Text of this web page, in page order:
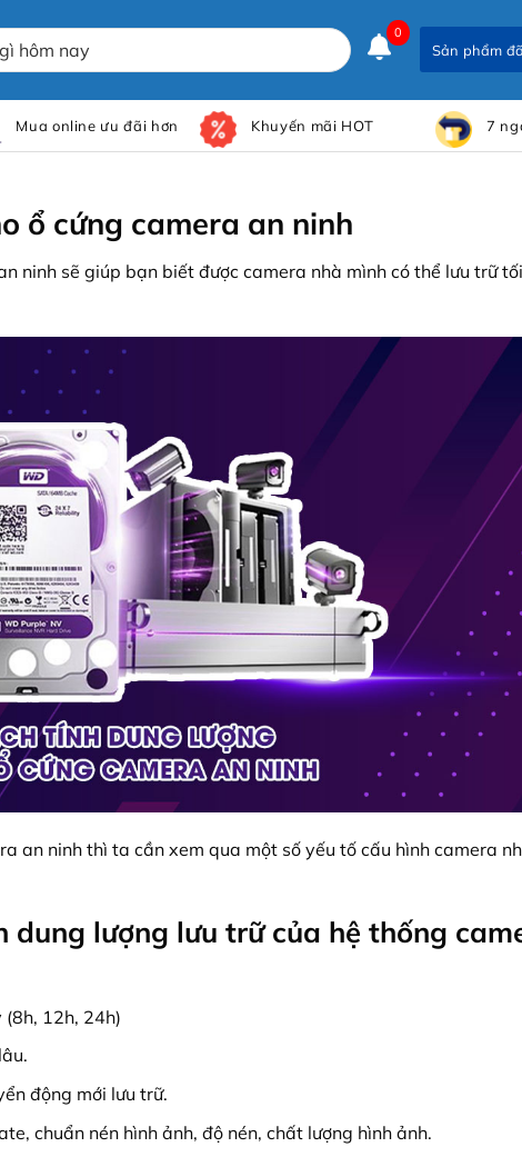
0
Sản phẩm
Mua online ưu đãi hơn Khuyến mãi HOT 7
ổ cứng camera an ninh
ninh sẽ giúp bạn biết được camera nhà mình có thể lưu trữ
an ninh thì ta cần xem qua một số yếu tố cấu hình camera
dung lượng lưu trữ của hệ thống
12h, 24h)
động mới lưu trữ.
chuẩn nén hình ảnh, độ nén, chất lượng hình ảnh.